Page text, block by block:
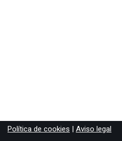
Política de cookies | Aviso legal